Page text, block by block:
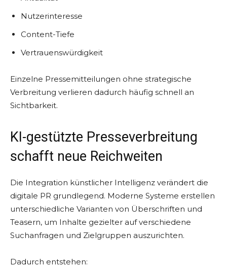
Nutzerinteresse
Content-Tiefe
Vertrauenswürdigkeit
Einzelne Pressemitteilungen ohne strategische
Verbreitung verlieren dadurch häufig schnell an
Sichtbarkeit.
KI-gestützte Presseverbreitung
schafft neue Reichweiten
Die Integration künstlicher Intelligenz verändert die
digitale PR grundlegend. Moderne Systeme erstellen
unterschiedliche Varianten von Überschriften und
Teasern, um Inhalte gezielter auf verschiedene
Suchanfragen und Zielgruppen auszurichten.
Dadurch entstehen: